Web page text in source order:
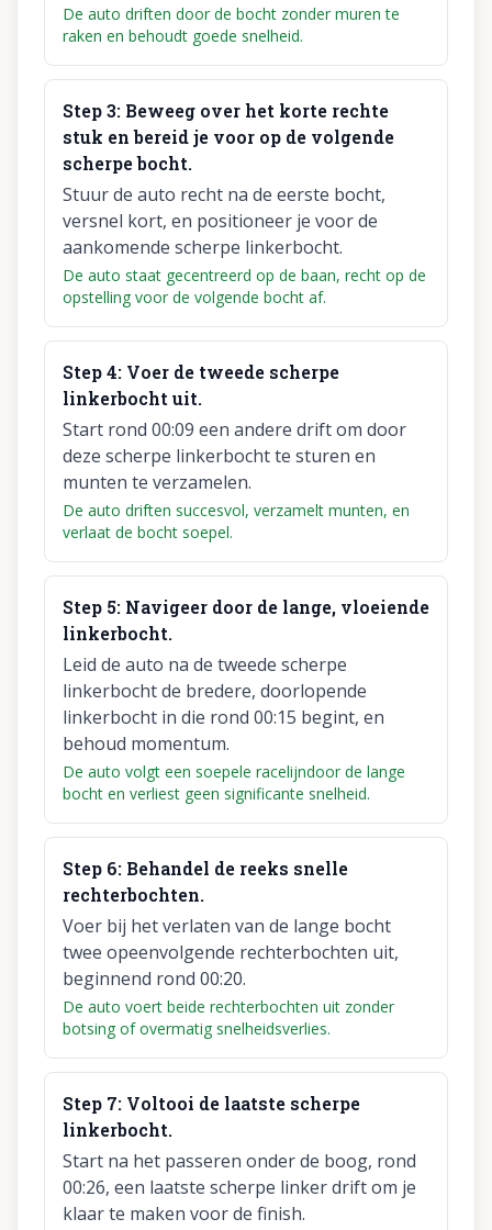
De auto driften door de bocht zonder muren te
raken en behoudt goede snelheid.
Step3: Beweeg over het korte rechte
stuk en bereid je voor op de volgende
scherpe bocht.
Stuur de auto recht na de eerste bocht,
versnel kort, en positioneer je voor de
aankomende scherpe linkerbocht.
De auto staat gecentreerd op de baan, recht op de
opstelling voor de volgende bocht af.
Step4: Voer de tweede scherpe
linkerbocht uit.
Start rond 00:09 een andere drift om door
deze scherpe linkerbocht te sturen en
munten te verzamelen.
De auto driften succesvol, verzamelt munten, en
verlaat de bocht soepel.
Step 5: Navigeer door de lange, vloeiende
linkerbocht.
Leid de auto na de tweede scherpe
linkerbocht de bredere, doorlopende
linkerbocht in die rond 00:15 begint, en
behoud momentum.
De auto volgt een soepele racelijndoor de lange
bocht en verliest geen significante snelheid.
Step 6: Behandel de reeks snelle
rechterbochten.
Voer bij het verlaten van de lange bocht
twee opeenvolgende rechterbochten uit,
beginnend rond 00:20.
De auto voert beide rechterbochten uit zonder
botsing of overmatig snelheidsverlies.
Step 7: Voltooi de laatste scherpe
linkerbocht.
Start na het passeren onder de boog, rond
00:26, een laatste scherpe linker drift om je
klaar te maken voor de finish.